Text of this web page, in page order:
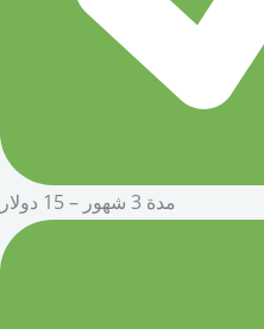
مدة 3 شهور – 15 دولار